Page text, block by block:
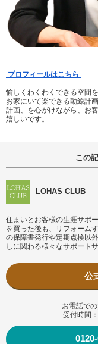
プロフィールはこちら
愉しくわくわくできる空間
お家にいて楽できる動線計
計画、を心がけながら、お
嬉しいです。
この
LOHAS CLUB
住まいとお客様の生涯サポ
を買った後も、リフォーム
の保障書発行や定期点検以
しに関わる様々なサポート
公
お電話で
受付時間